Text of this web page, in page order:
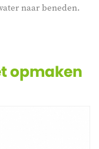
naar beneden.
opmaken